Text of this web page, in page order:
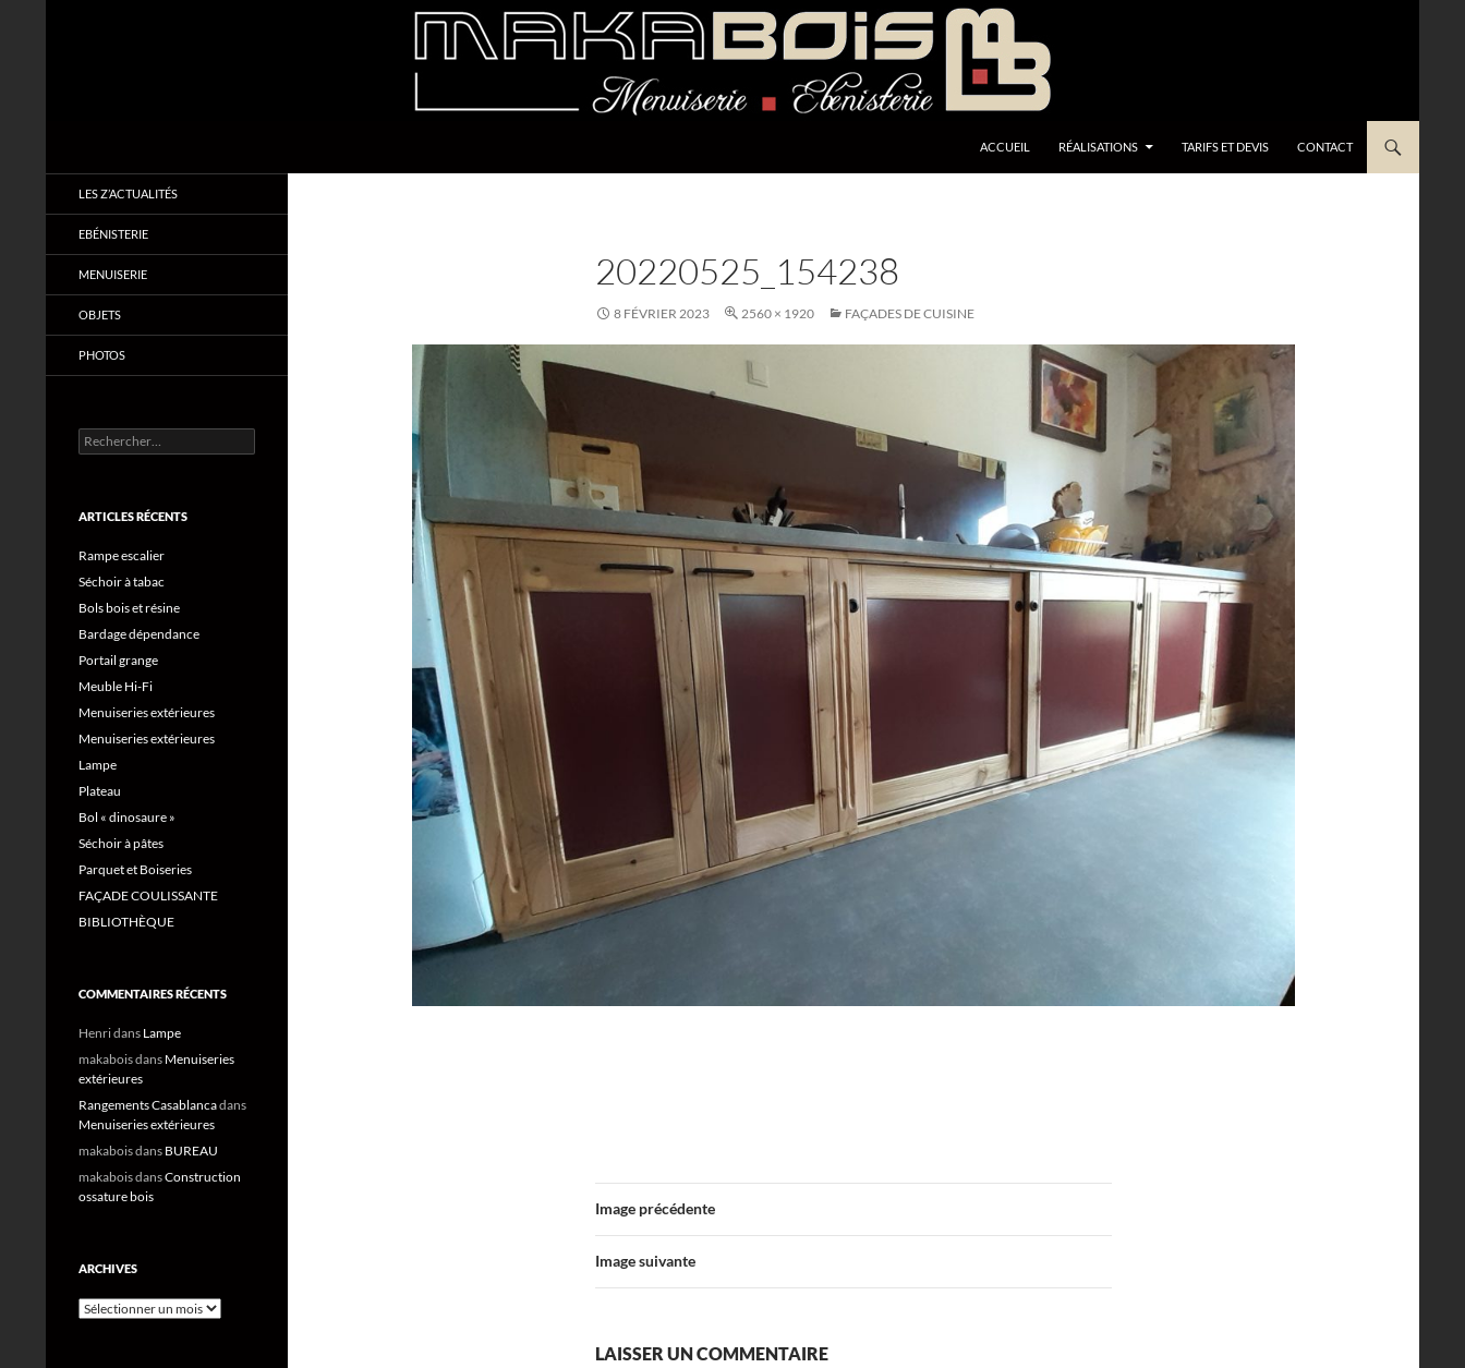
ACCUEIL RÉALISATIONS TARIFS ET DEVIS CONTACT
20220525_154238
8 FÉVRIER 2023 2560 × 1920 FAÇADES DE CUISINE
Image précédente
Image suivante
LAISSER UN COMMENTAIRE
Menuiserie & Ebénisterie
LES Z’ACTUALITÉS
EBÉNISTERIE
MENUISERIE
OBJETS
PHOTOS
Rechercher :
ARTICLES RÉCENTS
Rampe escalier
Séchoir à tabac
Bols bois et résine
Bardage dépendance
Portail grange
Meuble Hi-Fi
Menuiseries extérieures
Menuiseries extérieures
Lampe
Plateau
Bol « dinosaure »
Séchoir à pâtes
Parquet et Boiseries
FAÇADE COULISSANTE
BIBLIOTHÈQUE
COMMENTAIRES RÉCENTS
Henridans Lampe
makaboisdans Menuiseries
extérieures
Rangements Casablancadans
Menuiseries extérieures
makaboisdans BUREAU
makaboisdansConstruction
ossature bois
ARCHIVES
Archives